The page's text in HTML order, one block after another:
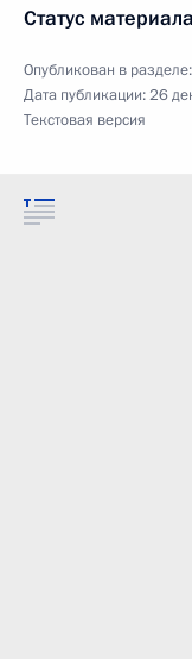
Статус материала
Опубликован в разделе:
Дата публикации:26
Текстовая версия